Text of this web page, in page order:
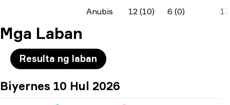
Anubis 12 (10) 6 (0) 17
Mga Laban
Resulta ng laban
Biyernes 10 Hul 2026